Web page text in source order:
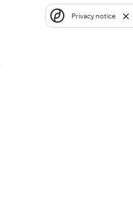
Privacy notice